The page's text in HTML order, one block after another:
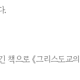
.
으로 《그리스도교의